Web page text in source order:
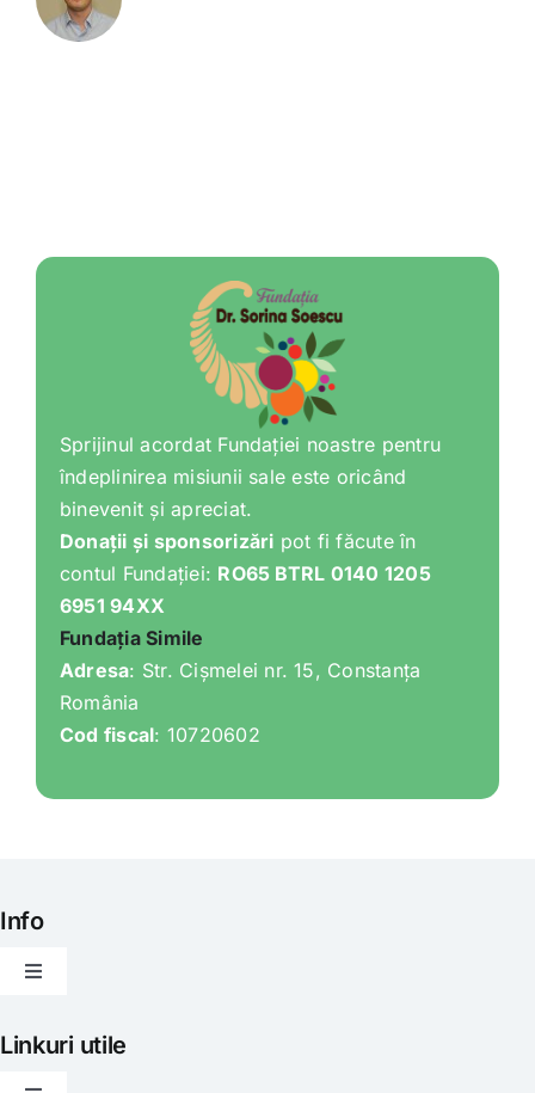
Sprijinul acordat Fundației noastre pentru
îndeplinirea misiunii sale este oricând
binevenit și apreciat.
Donații și sponsorizări pot fi făcute în
contul Fundației: RO65 BTRL 0140 1205
6951 94XX
Fundația Simile
Adresa: Str. Cișmelei nr. 15, Constanța
România
Cod fiscal: 10720602
Info
Toggle
Articole
Linkuri utile